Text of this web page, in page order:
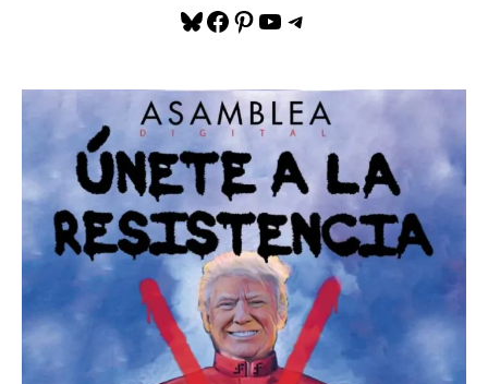
Bluesky
Facebook
Pinterest
YouTube
Telegram